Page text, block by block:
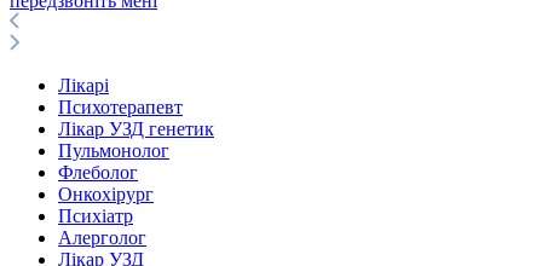
Лікарі
Психотерапевт
Лікар УЗД генетик
Пульмонолог
Флеболог
Онкохірург
Психіатр
Алерголог
Лікар УЗД